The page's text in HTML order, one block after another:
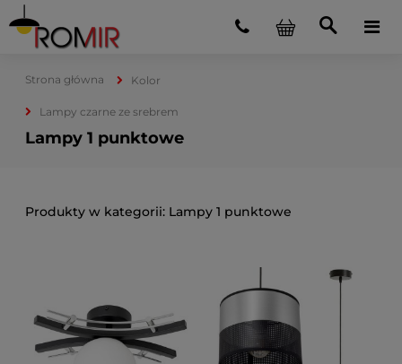
Strona główna Kolor
Lampy czarne ze srebrem
Lampy 1 punktowe
Lampy 1 punktowe